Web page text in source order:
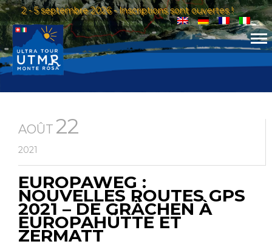
2 - 5 septembre 2026 - Inscriptions sont ouvertes !
AOÛT 22
2021
EUROPAWEG :
NOUVELLES ROUTES GPS
2021 – DE GRÄCHEN À
EUROPAHÜTTE ET
ZERMATT